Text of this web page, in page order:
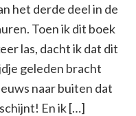
het derde deel in de
Toen ik dit boek
las, dacht ik dat dit
geleden bracht
naar buiten dat
En ik […]